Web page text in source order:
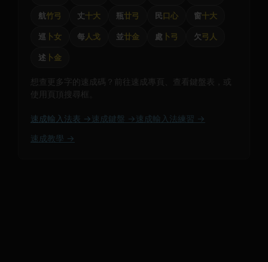
航竹弓 丈十大 瓶廿弓 民口心 窗十大
巡 卜女 每人戈 並廿金 處 卜弓 欠弓人
述 卜金
想查更多字的速成碼？前往速成專頁、查看鍵盤表，或
使用頁頂搜尋框。
速成輸入法表 → 速成鍵盤 → 速成輸入法練習 →
速成教學 →